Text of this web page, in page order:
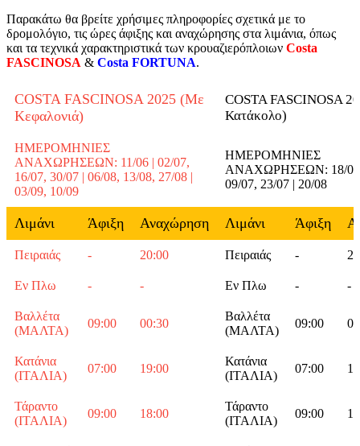
Παρακάτω θα βρείτε χρήσιμες πληροφορίες σχετικά με το
δρομολόγιο, τις ώρες άφιξης και αναχώρησης στα λιμάνια, όπως
και τα τεχνικά χαρακτηριστικά των κρουαζιερόπλοιων Costa
FASCINOSA & Costa FORTUNA.
COSTA FASCINOSA 2025 (Με
Κεφαλονιά)
COSTA FASCINOSA
Κατάκολο)
ΗΜΕΡΟΜΗΝΙΕΣ
ΑΝΑΧΩΡΗΣΕΩΝ: 11/06 | 02/07,
16/07, 30/07 | 06/08, 13/08, 27/08 |
03/09, 10/09
ΗΜΕΡΟΜΗΝΙΕΣ
ΑΝΑΧΩΡΗΣΕΩΝ: 18/06,
09/07, 23/07 | 20/08
Λιμάνι Άφιξη Αναχώρηση Λιμάνι Άφιξη
Πειραιάς - 20:00 Πειραιάς -
Εν Πλω - - Εν Πλω - -
Βαλλέτα
(ΜΑΛΤΑ)
09:00 00:30
Βαλλέτα
(ΜΑΛΤΑ)
09:00
Κατάνια
(ΙΤΑΛΙΑ)
07:00 19:00
Κατάνια
(ΙΤΑΛΙΑ)
07:00
Τάραντο
(ΙΤΑΛΙΑ)
09:00 18:00
Τάραντο
(ΙΤΑΛΙΑ)
09:00